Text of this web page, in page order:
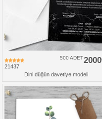
21437
2000
500 ADET
Dini düğün davetiye modeli